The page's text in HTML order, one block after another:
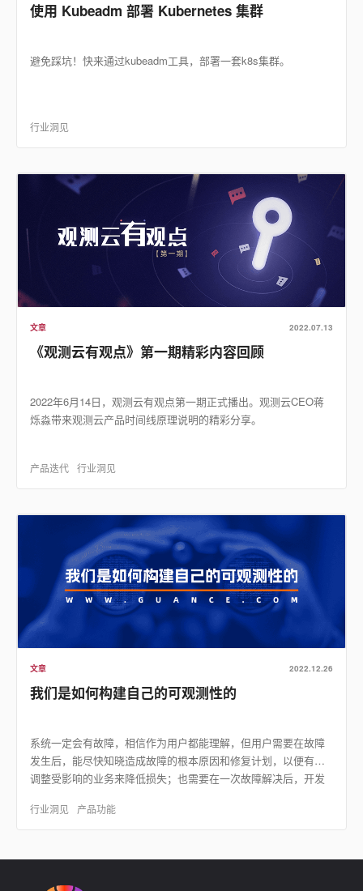
使用 Kubeadm 部署 Kubernetes 集群
避免踩坑！快来通过kubeadm工具，部署一套k8s集群。
行业洞见
文章 2022.07.13
《观测云有观点》第一期精彩内容回顾
2022年6月14日，观测云有观点第一期正式播出。观测云CEO蒋
烁淼带来观测云产品时间线原理说明的精彩分享。
产品迭代 行业洞见
文章 2022.12.26
我们是如何构建自己的可观测性的
系统一定会有故障，相信作为用户都能理解，但用户需要在故障
发生后，能尽快知晓造成故障的根本原因和修复计划，以便有效
调整受影响的业务来降低损失；也需要在一次故障解决后，开发
提…
行业洞见 产品功能